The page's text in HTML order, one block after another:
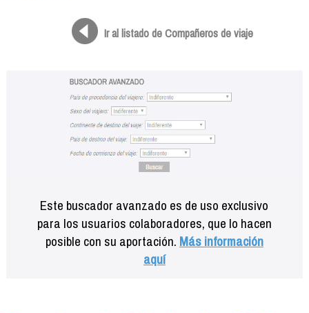
Ir al listado de Compañeros de viaje
Este buscador avanzado es de uso exclusivo
para los usuarios colaboradores, que lo hacen
posible con su aportación. Más información
aquí